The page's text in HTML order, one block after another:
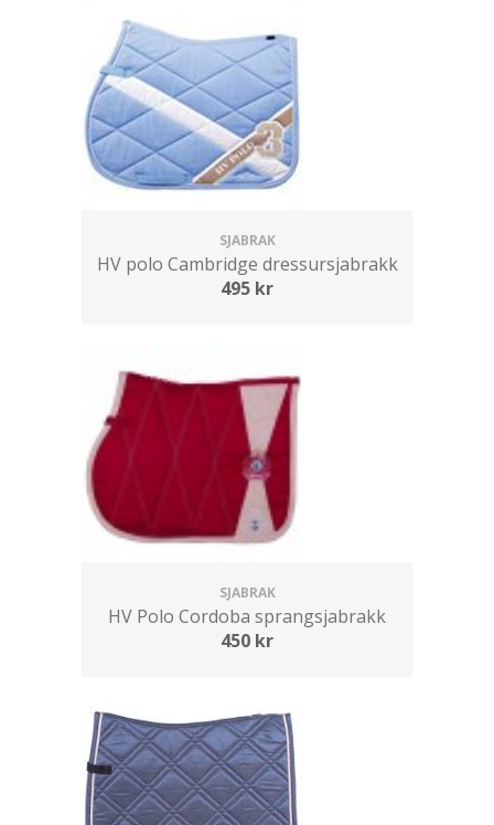
SJABRAK
HV polo Cambridge dressursjabrakk
495 kr
SJABRAK
HV Polo Cordoba sprangsjabrakk
450 kr